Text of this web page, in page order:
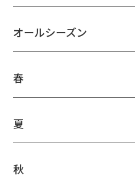
オールシーズン
春
夏
秋